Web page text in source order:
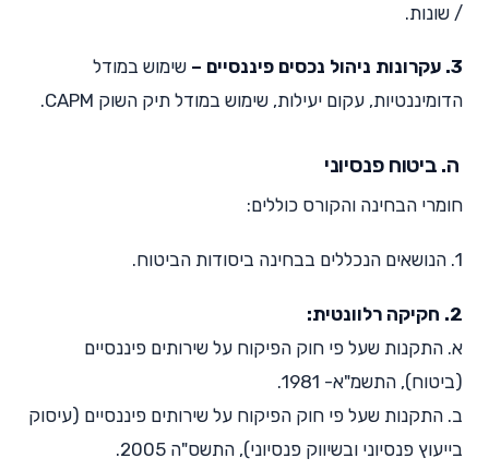
/ שונות.
3. עקרונות ניהול נכסים פיננסיים –
שימוש במודל
הדומיננטיות, עקום יעילות, שימוש במודל תיק השוק CAPM.
ה. ביטוח פנסיוני
חומרי הבחינה והקורס כוללים:
1. הנושאים הנכללים בבחינה ביסודות הביטוח.
2. חקיקה רלוונטית:
א. התקנות שעל פי חוק הפיקוח על שירותים פיננסיים
(ביטוח), התשמ"א- 1981.
ב. התקנות שעל פי חוק הפיקוח על שירותים פיננסיים (עיסוק
בייעוץ פנסיוני ובשיווק פנסיוני), התשס"ה 2005.